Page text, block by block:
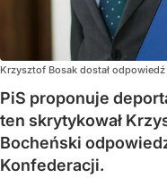
Krzysztof Bosak dostał
PiS proponuje
ten skrytykował
Bocheński
Konfederacji.